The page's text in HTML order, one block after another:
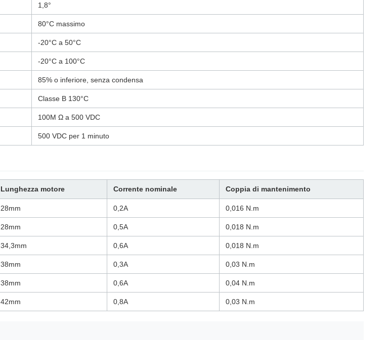
1,8°
80°C massimo
-20°C a 50°C
-20°C a 100°C
85% o inferiore, senza condensa
Classe B 130°C
100M Ω a 500 VDC
500 VDC per 1 minuto
Lunghezza motore Corrente nominale Coppia di mantenimento
28mm 0,2A 0,016 N.m
28mm 0,5A 0,018 N.m
34,3mm 0,6A 0,018 N.m
38mm 0,3A 0,03 N.m
38mm 0,6A 0,04 N.m
42mm 0,8A 0,03 N.m